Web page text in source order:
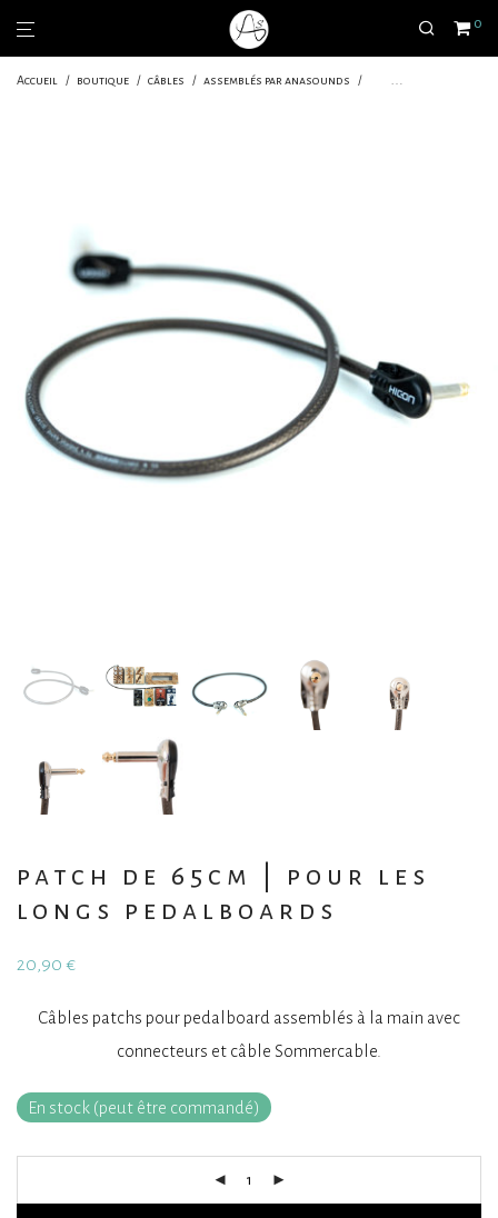
0
Accueil / boutique / câbles / assemblés par anasounds /
patch de 65cm | pour les
longs pedalboards
20,90 €
Câbles patchs pour pedalboard assemblés à la main avec
connecteurs et câble Sommercable.
En stock (peut être commandé)